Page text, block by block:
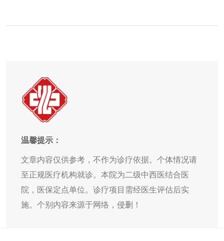
温馨提示：
文章内容仅供参考，不作为诊疗依据。个体情况请
至正规医疗机构就诊。本院为二级中西医结合医
院，医保定点单位。诊疗项目需经医生评估后实
施。个别内容来源于网络，侵删！